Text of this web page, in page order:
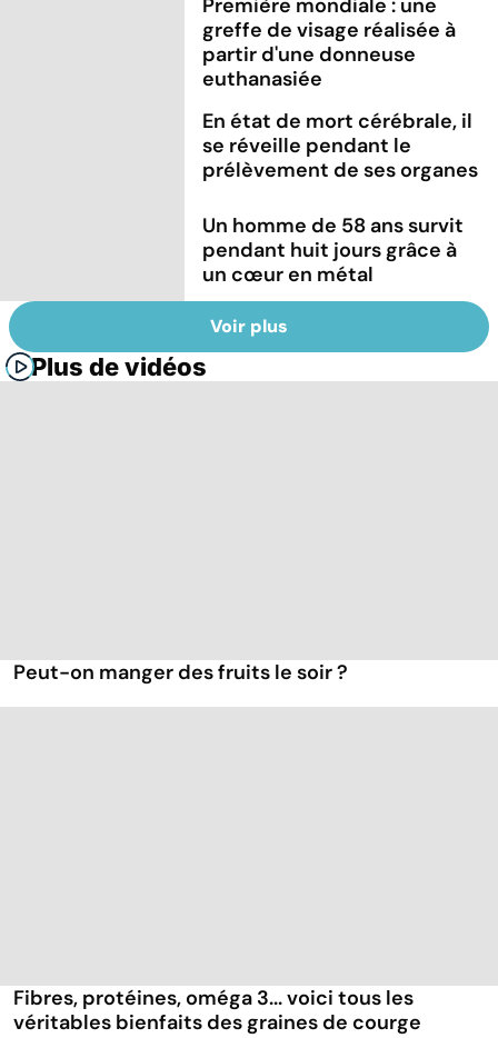
Première mondiale : une
greffe de visage réalisée à
partir d'une donneuse
euthanasiée
En état de mort cérébrale, il
se réveille pendant le
prélèvement de ses organes
Un homme de 58 ans survit
pendant huit jours grâce à
un cœur en métal
Voir plus
Plus de vidéos
Peut-on manger des fruits le soir ?
Fibres, protéines, oméga 3... voici tous les
véritables bienfaits des graines de courge